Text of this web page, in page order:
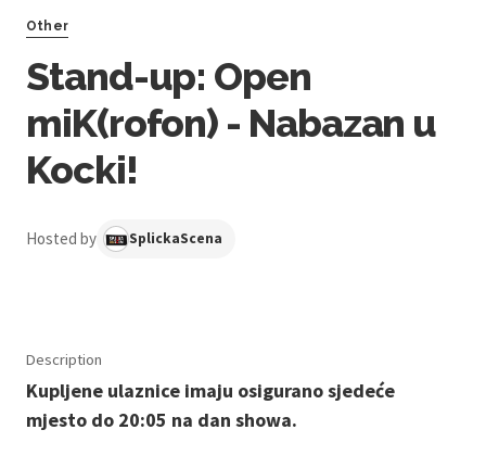
Other
Stand-up: Open
miK(rofon) - Nabazan u
Kocki!
Hosted by SplickaScena
Description
Kupljene ulaznice imaju osigurano sjedeće
mjesto do 20:05 na dan showa.